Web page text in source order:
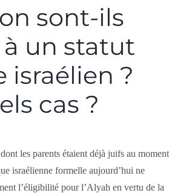
sont-ils
un statut
?
cas ?
les parents étaient déjà juifs au moment
israélienne formelle aujourd’hui ne
l’éligibilité pour l’Alyah en vertu de la